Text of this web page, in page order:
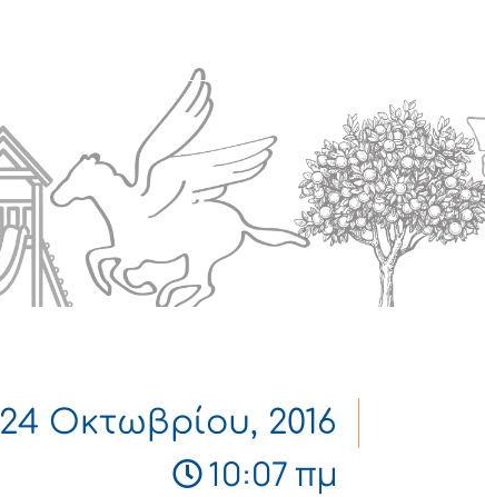
24 Οκτωβρίου, 2016
10:07 πμ